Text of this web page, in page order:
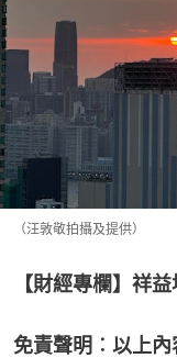
（汪敦敬拍攝及提供）
【財經專欄】祥
免責聲明︰以上內